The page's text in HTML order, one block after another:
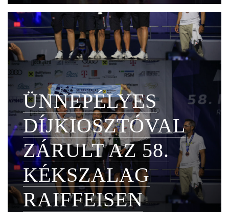
ÜNNEPÉLYES
DÍJKIOSZTÓVAL
ZÁRULT AZ 58.
KÉKSZALAG
RAIFFEISEN